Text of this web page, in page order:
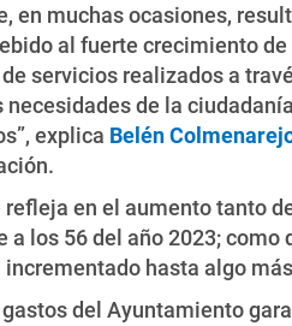
en muchas ocasiones,
al fuerte crecimiento de
servicios realizados a
de la
explica Belén
en el aumento tanto
los 56 del año 2023; como
hasta algo
del Ayuntamiento